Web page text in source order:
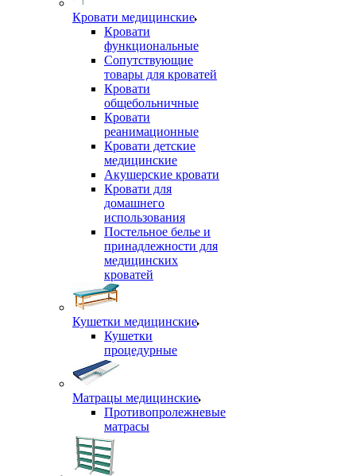
Кровати медицинские
Кровати
функциональные
Сопутствующие
товары для кроватей
Кровати
общебольничные
Кровати
реанимационные
Кровати детские
медицинские
Акушерские кровати
Кровати для
домашнего
использования
Постельное белье и
принадлежности для
медицинских
кроватей
Кушетки медицинские
Кушетки
процедурные
Матрацы медицинские
Противопролежневые
матрасы